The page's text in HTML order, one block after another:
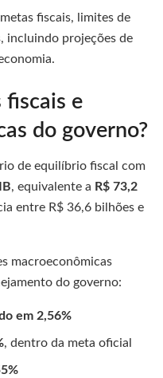
fiscais, limites de
incluindo projeções de
fiscais e
do governo?
de equilíbrio fiscal com
, equivalente a R$ 73,2
entre R$ 36,6 bilhões e
macroeconômicas
do governo:
em 2,56%
, dentro da meta oficial